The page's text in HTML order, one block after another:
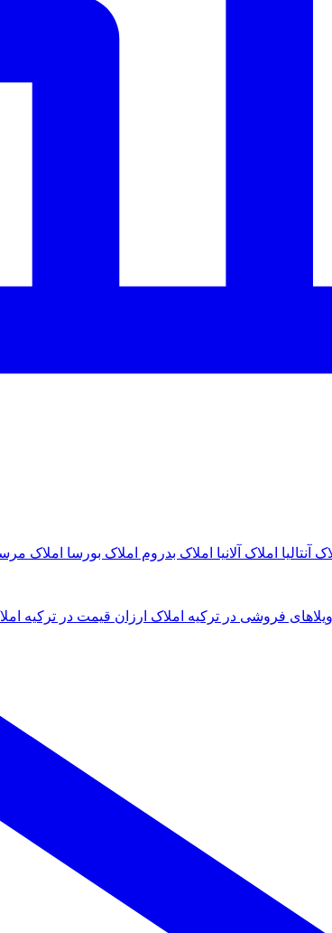
آنتالیا املاک آلانیا املاک بدروم املاک بورسا املاک
ویلاهای فروشی در ترکیه املاک ارزان قیمت در ترکیه